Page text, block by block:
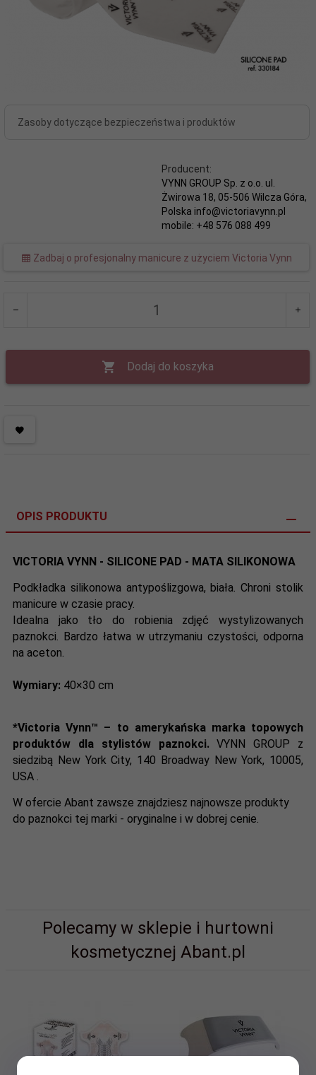
Zasoby dotyczące bezpieczeństwa i produktów
Producent:
VYNN GROUP Sp. z o.o. ul.
Żwirowa 18, 05-506 Wilcza Góra,
Polska info@victoriavynn.pl
mobile: +48 576 088 499
Zadbaj o profesjonalny manicure z użyciem Victoria Vynn
Dodaj do koszyka
OPIS PRODUKTU
VICTORIA VYNN - SILICONE PAD - MATA SILIKONOWA
Podkładka silikonowa antypoślizgowa, biała. Chroni stolik
manicure w czasie pracy.
Idealna jako tło do robienia zdjęć wystylizowanych
paznokci. Bardzo łatwa w utrzymaniu czystości, odporna
na aceton.
Wymiary: 40×30 cm
*Victoria Vynn™ – to amerykańska marka topowych
produktów dla stylistów paznokci. VYNN GROUP z
siedzibą New York City, 140 Broadway New York, 10005,
USA .
W ofercie Abant zawsze znajdziesz najnowsze produkty
do paznokci tej marki - oryginalne i w dobrej cenie.
Polecamy w sklepie i hurtowni
kosmetycznej Abant.pl